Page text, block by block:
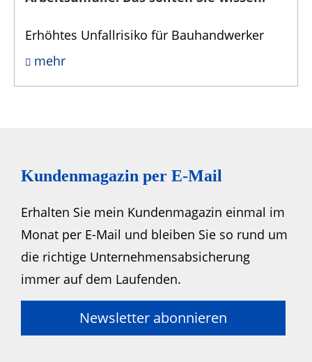
Erhöhtes Unfallrisiko für Bauhandwerker
mehr
Kundenmagazin per E-Mail
Erhalten Sie mein Kundenmagazin einmal im
Monat per E-Mail und bleiben Sie so rund um
die richtige Unternehmensabsicherung
immer auf dem Laufenden.
Newsletter abonnieren